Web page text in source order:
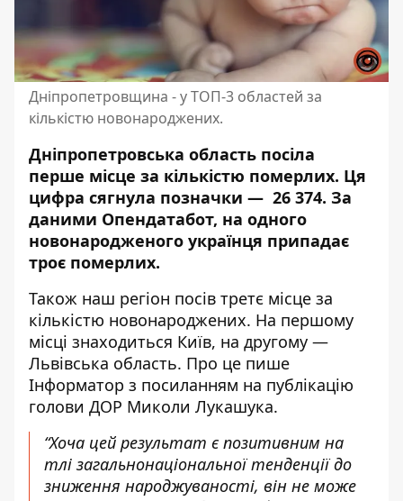
Дніпропетровщина - у ТОП-3 областей за
кількістю новонароджених.
Дніпропетровська область посіла
перше місце за кількістю померлих. Ця
цифра сягнула позначки — 26 374. За
даними Опендатабот, на одного
новонародженого українця припадає
троє померлих.
Також наш регіон посів третє місце за
кількістю новонароджених. На першому
місці знаходиться Київ, на другому —
Львівська область. Про це пише
Інформатор з посиланням на публікацію
голови ДОР Миколи Лукашука.
“Хоча цей результат є позитивним на
тлі загальнонаціональної тенденції до
зниження народжуваності, він не може